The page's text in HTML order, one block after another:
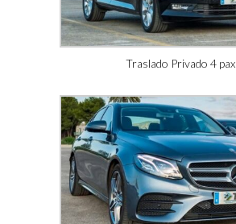
Traslado Privado 4 pax